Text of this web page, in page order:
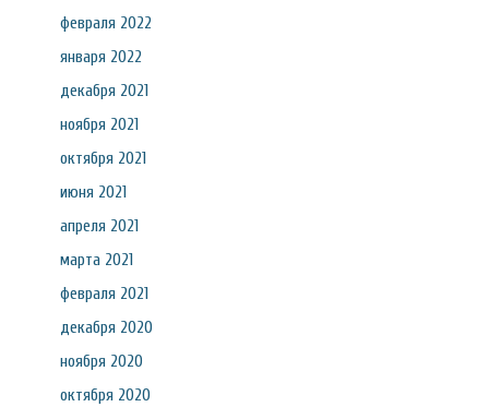
февраля 2022
января 2022
декабря 2021
ноября 2021
октября 2021
июня 2021
апреля 2021
марта 2021
февраля 2021
декабря 2020
ноября 2020
октября 2020